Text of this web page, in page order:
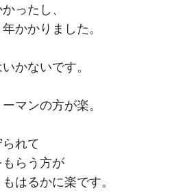
ったし、
かかりました。
かないです。
マンの方が楽。
れて
らう方が
はるかに楽です。